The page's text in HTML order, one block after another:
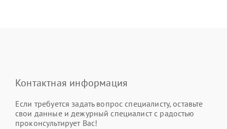
Контактная информация
Если требуется задать вопрос специалисту, оставьте
свои данные и дежурный специалист с радостью
проконсультирует Вас!